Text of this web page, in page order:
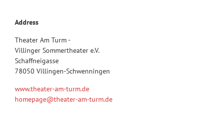
Address
Theater Am Turm -
Villinger Sommertheater e.V.
Schaffneigasse
78050 Villingen-Schwenningen
www.theater-am-turm.de
homepage@theater-am-turm.de